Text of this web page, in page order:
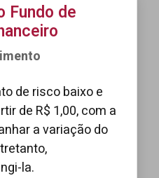
Fundo de
de risco baixo e
de R$ 1,00, com a
a variação do
la.